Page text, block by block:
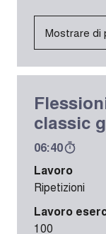
Mostrare di
classic
06:40
Lavoro
Ripetizioni
Lavoro
100